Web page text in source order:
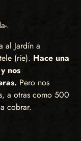
.
al Jardín a
(ríe). Hace una
nos
Pero nos
a otras como 500
cobrar.